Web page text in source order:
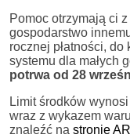
Pomoc otrzymają ci
gospodarstwo
rocznej płatności,
systemu dla małych
potrwa od 28
Limit środków
wraz z wykazem
znaleźć na stronie